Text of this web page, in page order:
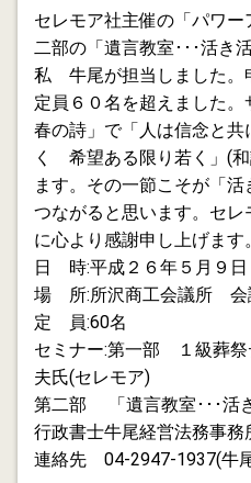
金融機関の方々にご挨拶さ
2013.01.06
「エンセル９」の統廃合・
のエンセル９が廃止になり
2012.12.31
金融円滑化法最終年度３Ｑ
な気がします)！ でも経営
す。
2012.12.30
まずは建設業の赤字受注の
2012.12.26
国土強靭化計画は建設業の
2012.12.24
３期連続赤字の建設会社の
セレモア社主催の「パワ
二部の「遺言教室･･･活き
私 牛尾が担当しました。
定員６０名を超えました
春の詩」で「人は信念と
く 希望ある限り若く」(
ます。その一節こそが「
つながると思います。セ
に心より感謝申し上げます。
日 時:平成２６年５月９
場 所:所沢商工会議所 会
定 員:60名
セミナー:第一部 １級葬
夫氏(セレモア)
第二部 「遺言教室･･･活
行政書士牛尾経営法務事
連絡先 04-2947-1937(牛